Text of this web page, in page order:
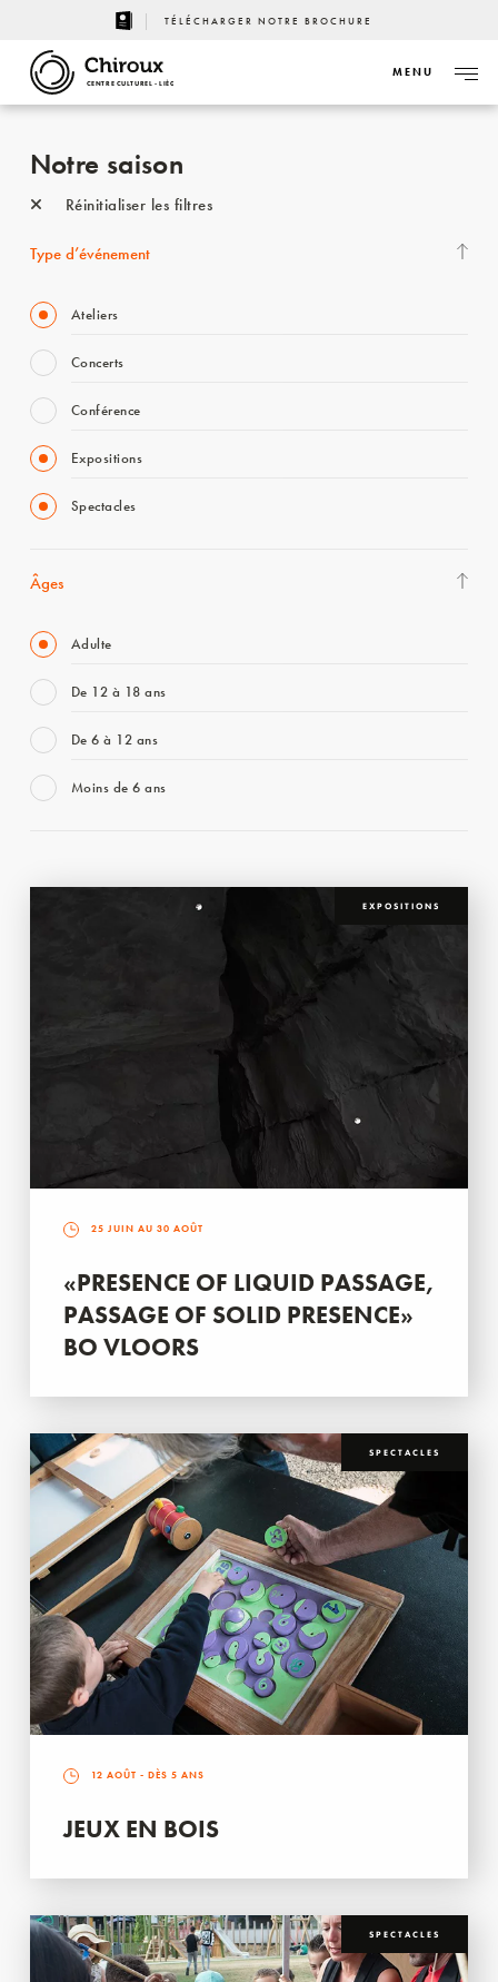
TÉLÉCHARGER NOTRE BROCHURE
CENTRE CULTUREL - LIÈGE
MENU
Notre saison
Réinitialiser les filtres
Type d’événement
Ateliers
Concerts
Conférence
Expositions
Spectacles
Âges
Adulte
De 12 à 18 ans
De 6 à 12 ans
Moins de 6 ans
EXPOSITIONS
25 JUIN AU 30 AOÛT
«PRESENCE OF LIQUID PASSAGE,
PASSAGE OF SOLID PRESENCE»
BO VLOORS
SPECTACLES
12 AOÛT - DÈS 5 ANS
JEUX EN BOIS
SPECTACLES